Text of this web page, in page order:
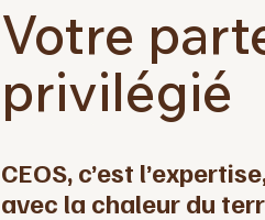
Votre
privilégié
CEOS, c’est
avec la chaleur du